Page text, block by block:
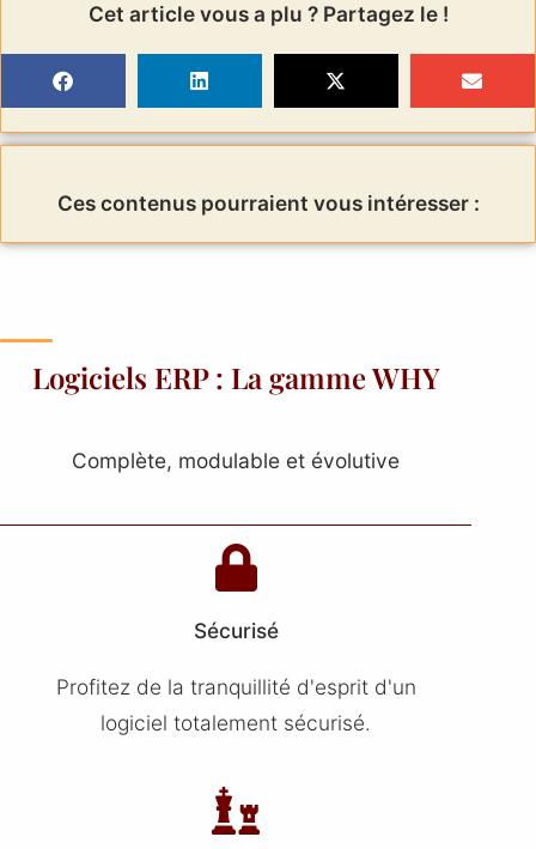
Cet article vous a plu ? Partagez le !
Ces contenus pourraient vous intéresser :
Logiciels ERP : La gamme WHY
Complète, modulable et évolutive
Sécurisé
Profitez de la tranquillité d'esprit d'un
logiciel totalement sécurisé.